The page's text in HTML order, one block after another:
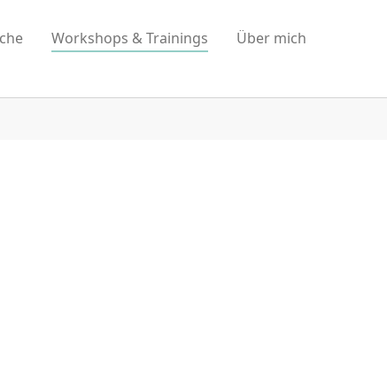
Workshops & Trainings Über mich